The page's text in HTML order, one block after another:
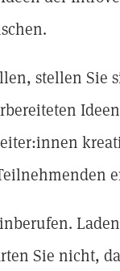
stellen Sie
Sie nicht,